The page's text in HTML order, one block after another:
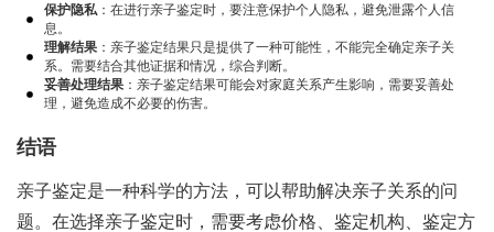
保护隐私 ：在进行亲子鉴定时，要注意保护个人隐私，避免泄露个人信
息。
理解结果 ：亲子鉴定结果只是提供了一种可能性，不能完全确定亲子关
系。需要结合其他证据和情况，综合判断。
妥善处理结果 ：亲子鉴定结果可能会对家庭关系产生影响，需要妥善处
理，避免造成不必要的伤害。
结语
亲子鉴定是一种科学的方法，可以帮助解决亲子关系的问
题。在选择亲子鉴定时，需要考虑价格、鉴定机构、鉴定方